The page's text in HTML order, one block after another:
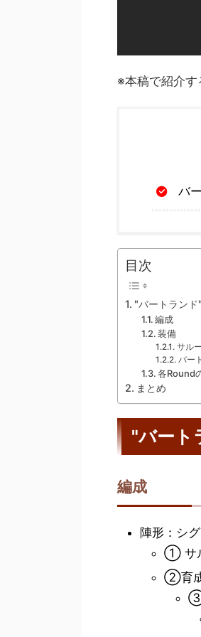
※本稿で紹介す
バ
目次
"バートラン
編成
装備
サル
バー
各Round
まとめ
"バート
編成
陣形：シ
① サ
②育成
③